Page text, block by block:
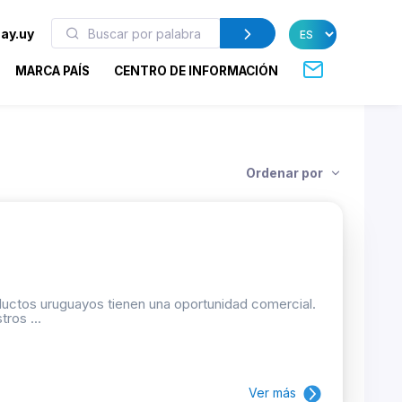
MARCA PAÍS CENTRO DE INFORMACIÓN
Ordenar por
uruguayos tienen una oportunidad comercial.
...
Ver más